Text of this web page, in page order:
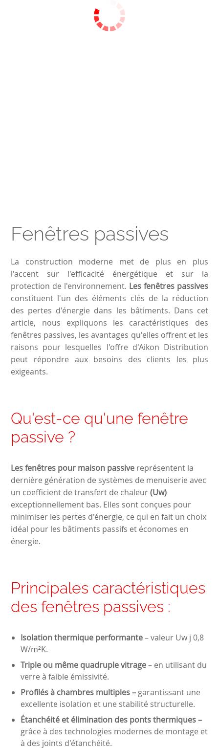
Fenêtres passives
La construction moderne met de plus en plus
l'accent sur l'efficacité énergétique et sur la
protection de l'environnement. Les fenêtres passives
constituent l'un des éléments clés de la réduction
des pertes d'énergie dans les bâtiments. Dans cet
article, nous expliquons les caractéristiques des
fenêtres passives, les avantages qu'elles offrent et les
raisons pour lesquelles l'offre d'Aikon Distribution
peut répondre aux besoins des clients les plus
exigeants.
Qu'est-ce qu'une fenêtre
passive ?
Lesfenêtres pour maison passive représentent la
dernière génération de systèmes de menuiserie avec
un coefficient de transfert de chaleur(Uw)
exceptionnellement bas. Elles sont conçues pour
minimiser les pertes d'énergie, ce qui en fait un choix
idéal pour les bâtiments passifs et économes en
énergie.
Principales caractéristiques
des fenêtres passives :
Isolation thermique performante– valeur Uw j 0,8
W/m²K.
Triple ou même quadruple vitrage– en utilisant du
verre à faible émissivité.
Profilés à chambres multiples – garantissant une
excellente isolation et une stabilité structurelle.
Étanchéité et élimination des ponts thermiques –
grâce à des technologies modernes de montage et
à des joints d'étanchéité.